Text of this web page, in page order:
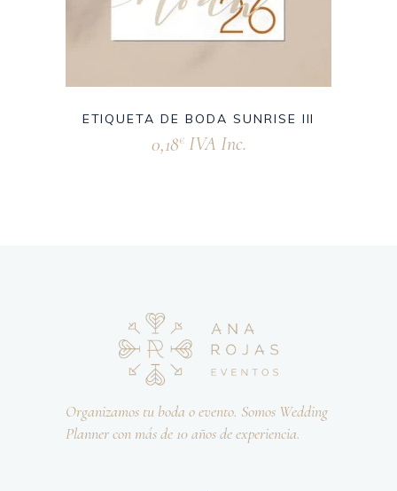
ETIQUETA DE BODA SUNRISE III
0,18€ IVA Inc.
Organizamos tu boda o evento. Somos Wedding
Planner con más de 10 años de experiencia.